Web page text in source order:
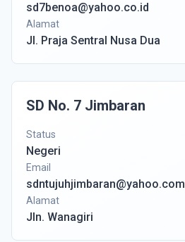
sd7benoa@yahoo.co.id
Alamat
Jl. Praja Sentral Nusa Dua
SD No. 7 Jimbaran
Status
Negeri
Email
sdntujuhjimbaran@yahoo.com
Alamat
Jln. Wanagiri